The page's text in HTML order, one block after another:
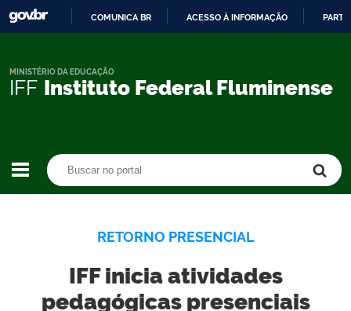
CONTEÚDO
COMUNICA BR ACESSO À INFORMAÇÃO
IFF Instituto Federal Fluminense
MINISTÉRIO DA EDUCAÇÃO
RETORNO PRESENCIAL
IFF inicia atividades
pedagógicas presenciais